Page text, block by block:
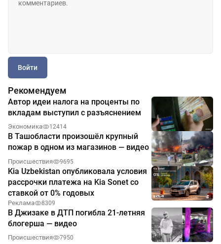
Войти
Рекомендуем
Автор идеи налога на проценты по
вкладам выступил с разъяснением
Экономика 12414
В Ташобласти произошёл крупный
пожар в одном из магазинов — видео
Происшествия 9695
Kia Uzbekistan опубликовала условия
рассрочки платежа на Kia Sonet со
ставкой от 0% годовых
Реклама 8309
В Джизаке в ДТП погибла 21-летняя
блогерша — видео
Происшествия 7950